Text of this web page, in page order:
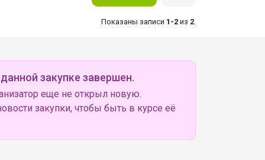
Показаны записи 1-2 из 2
закупке завершен.
еще не открыл новую.
закупки, чтобы быть в курсе её